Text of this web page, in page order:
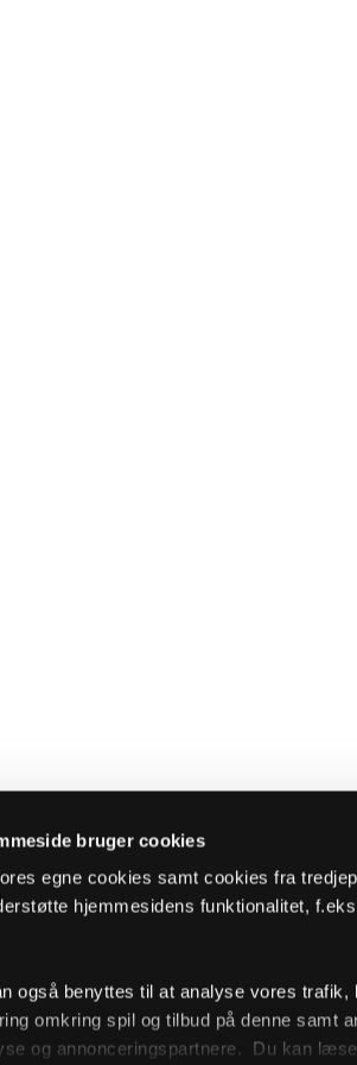
bruger cookies
egne cookies samt cookies fra
hjemmesidens funktionalitet,
også benyttes til at analyse vores
omkring spil og tilbud på denne samt
og annonceringspartnere. Du kan